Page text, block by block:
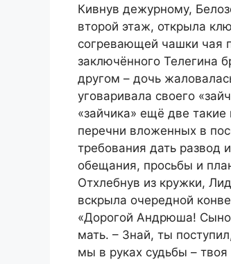
Кивнув дежурному,
второй этаж, открыла
согревающей чашки чая
заключённого Телегина
другом – дочь
уговаривала своего
«зайчика» ещё две
перечни вложенных в
требования дать развод
обещания, просьбы и
Отхлебнув из кружки,
вскрыла очередной
«Дорогой Андрюша!
мать. – Знай, ты
мы в руках судьбы –